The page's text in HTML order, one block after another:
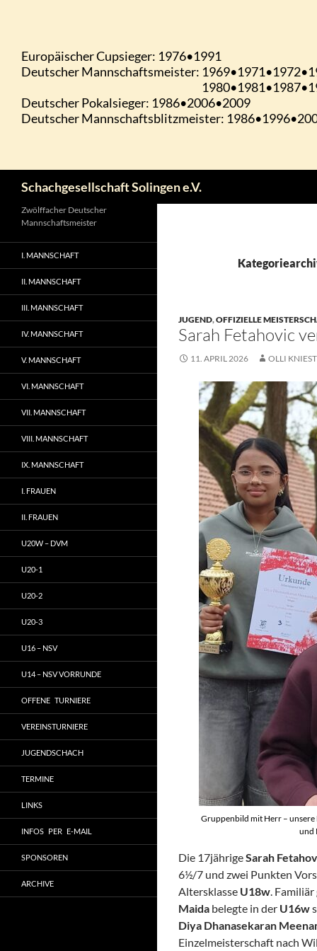
Schachgesellschaft Solingen e.V.
JUGEND,OFFIZIELLE
Sarah Fetahovic
11. APRIL 2026 OLLI KNIEST
Gruppenbild mit Herr –
und
Die 17jährigeSarah
6½/7 und zwei Punkten
Altersklasse U18w.
Maida belegte in der U16w
Diya Dhanasekaran
Einzelmeisterschaft nach
Zwölffacher Deutscher
Mannschaftsmeister
I. MANNSCHAFT
II. MANNSCHAFT
III. MANNSCHAFT
IV. MANNSCHAFT
V. MANNSCHAFT
VI. MANNSCHAFT
VII. MANNSCHAFT
VIII. MANNSCHAFT
IX. MANNSCHAFT
I. FRAUEN
II. FRAUEN
U20W – DVM
U20-1
U20-2
U20-3
U16 – NSV
U14 – NSV VORRUNDE
OFFENE TURNIERE
VEREINSTURNIERE
JUGENDSCHACH
TERMINE
LINKS
INFOS PER E-MAIL
SPONSOREN
ARCHIVE